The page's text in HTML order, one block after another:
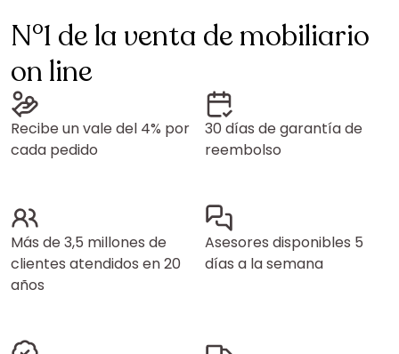
N°1 de la venta de mobiliario
on line
Recibe un vale del 4% por
cada pedido
30 días de garantía de
reembolso
Más de 3,5 millones de
clientes atendidos en 20
años
Asesores disponibles 5
días a la semana